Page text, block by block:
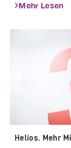
Mehr Lesen
Helios. Mehr